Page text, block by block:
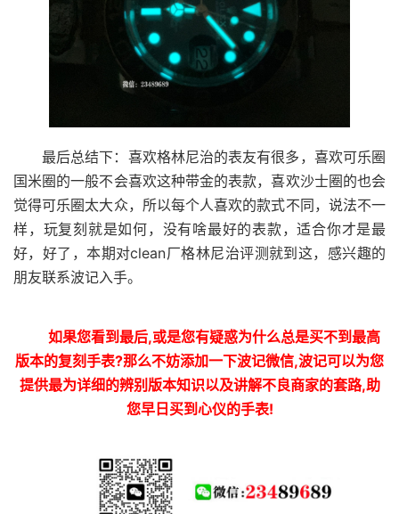
最后总结下：喜欢格林尼治的表友有很多，喜欢可乐圈
国米圈的一般不会喜欢这种带金的表款，喜欢沙士圈的也会
觉得可乐圈太大众，所以每个人喜欢的款式不同，说法不一
样，玩复刻就是如何，没有啥最好的表款，适合你才是最
好，好了，本期对clean厂格林尼治评测就到这，感兴趣的
朋友联系波记入手。
如果您看到最后,或是您有疑惑为什么总是买不到最高
版本的复刻手表?那么不妨添加一下波记微信,波记可以为您
提供最为详细的辨别版本知识以及讲解不良商家的套路,助
您早日买到心仪的手表!